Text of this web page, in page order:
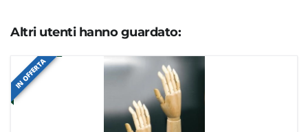
Altri utenti hanno guardato:
IN OFFERTA